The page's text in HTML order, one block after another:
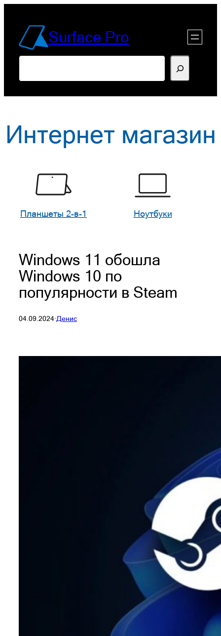
содержимомуSurface Pro
Интернет магазин
Планшеты 2-в-1 Ноутбуки
Windows 11 обошла
Windows 10 по
популярности в Steam
04.09.2024·Денис